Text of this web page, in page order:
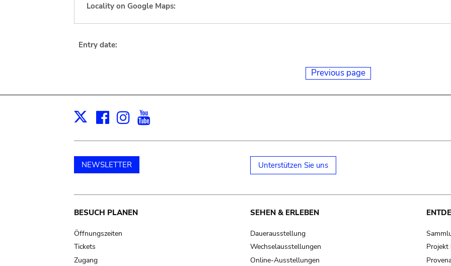
Locality on Google Maps:
Entry date:
Previous page
X Facebook
Instagram
NEWSLETTER Unterstützen Sie uns
Main
navigation
BESUCH PLANEN
Öffnungszeiten
Tickets
Zugang
SEHEN & ERLEBEN
Dauerausstellung
Wechselausstellungen
Online-Ausstellungen
Projekt